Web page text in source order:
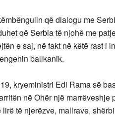
që dialogu me
që Serbia të njohë me
e saj, në fakt në këtë rast i
ballkanik.
kryeministri Edi Rama së
në Ohër një
të njerëzve, mallrave,